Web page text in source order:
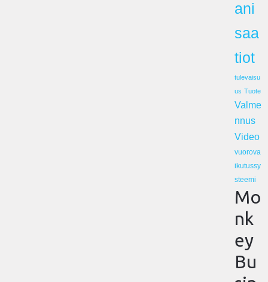
ani
saa
tiot
tulevaisu
us Tuote
Valme
nnus
Video
vuorova
ikutussy
steemi
Mo
nk
ey
Bu